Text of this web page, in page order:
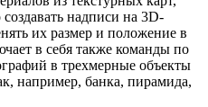
надписи на 3D-
их размер и положение в
в себя также команды по
в трехмерные объекты
например, банка, пирамида,